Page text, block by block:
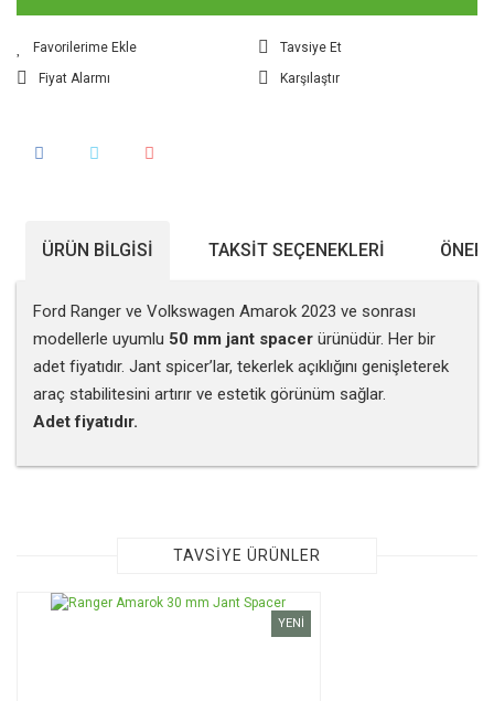
Tavsiye Et
Fiyat Alarmı
Karşılaştır
ÜRÜN BILGISI TAKSIT SEÇENEKLERI
Ford Ranger ve Volkswagen Amarok 2023 ve sonrası
modellerle uyumlu 50 mm jant spacer ürünüdür. Her bir
adet fiyatıdır. Jant spicer’lar, tekerlek açıklığını genişleterek
araç stabilitesini artırır ve estetik görünüm sağlar.
Adet fiyatıdır.
Görüş ve önerileriniz için teşekkür ederiz.
Ürün resmi kalitesiz, bozuk veya görüntülenemiyor.
Ürün açıklamasında eksik bilgiler bulunuyor.
TAVSİYE ÜRÜNLER
YENİ